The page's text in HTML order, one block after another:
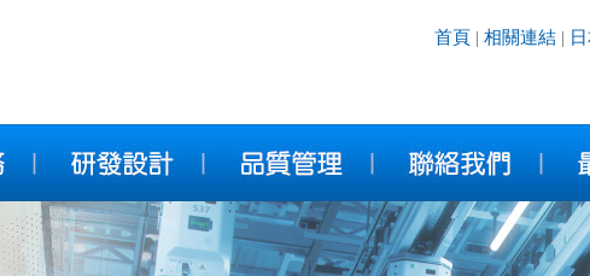
首頁 | 相關連結 |